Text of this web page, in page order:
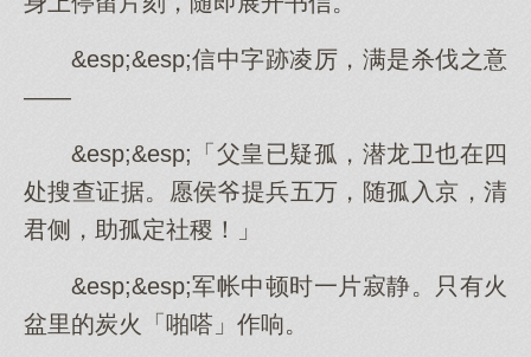
&esp;&esp;信中字跡凌厉，满是杀伐之意
——
&esp;&esp;「父皇已疑孤，潜龙卫也在四
处搜查证据。愿侯爷提兵五万，随孤入京，清
君侧，助孤定社稷！」
&esp;&esp;军帐中顿时一片寂静。只有火
盆里的炭火「啪嗒」作响。